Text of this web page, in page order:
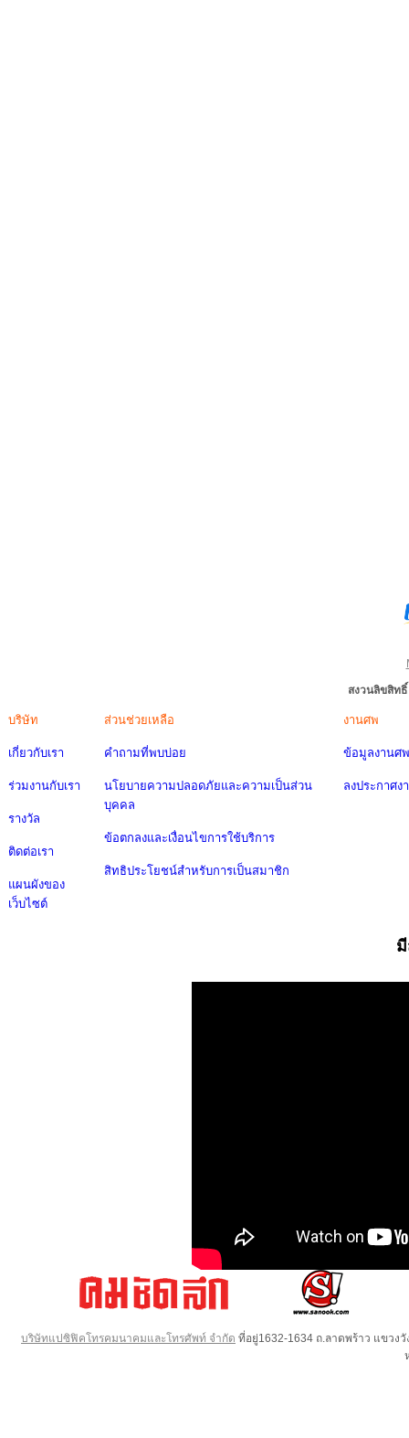
สงวนลิขสิท
บริษัท
เกี่ยวกับเรา
ร่วมงานกับเรา
รางวัล
ติดต่อเรา
แผนผังของ
เว็บไซต์
ส่วนช่วยเหลือ
คำถามที่พบบ่อย
นโยบายความปลอดภัยและความเป็นส่วน
บุคคล
ข้อตกลงและเงื่อนไขการใช้บริการ
สิทธิประโยชน์สำหรับการเป็นสมาชิก
งานศพ
ข้อมูลงานศพ
ลงประกาศง
บริษัทแปซิฟิคโทรคมนาคมและโทรศัพท์ จำกัด ที่อยู่1632-1634 ถ.ลาดพร้าว แขวง